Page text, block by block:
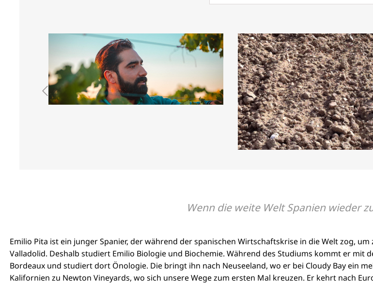
Wenn die weite Welt Spanien wieder
Emilio Pita ist ein junger Spanier, der während der spanischen Wirtschaftskrise in die Welt zog,
Valladolid. Deshalb studiert Emilio Biologie und Biochemie. Während des Studiums kommt er mit
Bordeaux und studiert dort Önologie. Die bringt ihn nach Neuseeland, wo er bei Cloudy Bay ein
Kalifornien zu Newton Vineyards, wo sich unsere Wege zum ersten Mal kreuzen. Er kehrt nach